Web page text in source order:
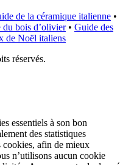
de la céramique italienne •
du bois d’olivier • Guide des
de Noël italiens
réservés.
essentiels à son bon
des statistiques
cookies, afin de mieux
n’utilisons aucun cookie